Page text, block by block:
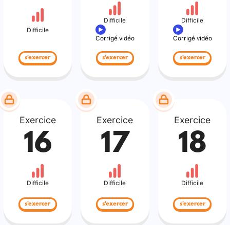
Difficile
s'exercer
Difficile
Corrigé vidéo
s'exercer
Difficile
Corrigé vidéo
s'exercer
Exercice
16
Difficile
s'exercer
Exercice
17
Difficile
s'exercer
Exercice
18
Difficile
s'exercer